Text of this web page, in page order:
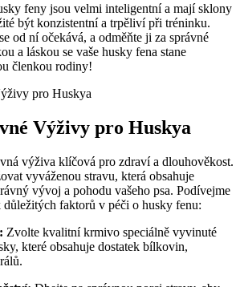
feny jsou velmi inteligentní a mají sklony
být konzistentní a trpěliví při tréninku.
od ní očekává, a odměňte ji za správné
a láskou se vaše husky fena stane
členkou rodiny!
Výživy pro Huskya
výživa klíčová pro zdraví a dlouhověkost.
vyváženou stravu, která obsahuje
vývoj a pohodu vašeho psa. Podívejme
důležitých faktorů v péči o husky fenu:
Zvolte kvalitní krmivo speciálně vyvinuté
které obsahuje dostatek bílkovin,